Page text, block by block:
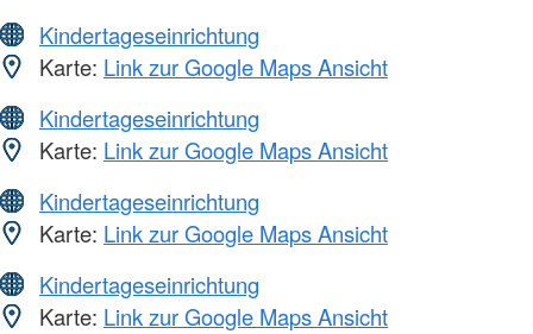
Kindertageseinrichtung
Karte: Link zur Google Maps Ansicht
Kindertageseinrichtung
Karte: Link zur Google Maps Ansicht
Kindertageseinrichtung
Karte: Link zur Google Maps Ansicht
Kindertageseinrichtung
Karte: Link zur Google Maps Ansicht